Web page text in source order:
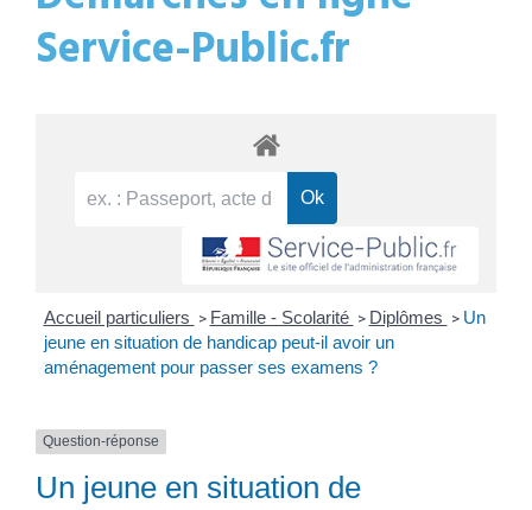
Service-Public.fr
Accueil particuliers > Famille - Scolarité > Diplômes > Un
jeune en situation de handicap peut-il avoir un
aménagement pour passer ses examens ?
Question-réponse
Un jeune en situation de